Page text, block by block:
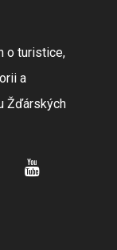
o turistice,
a
Žďárských